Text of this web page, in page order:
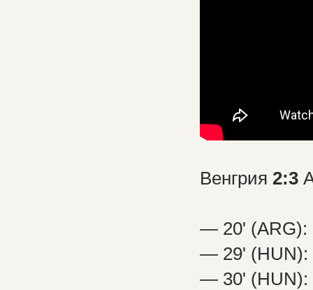
Венгрия 2:3
— 20' (ARG):
— 29' (HUN):
— 30' (HUN):